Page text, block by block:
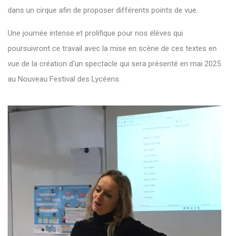
dans un cirque afin de proposer différents points de vue.
Une journée intense et prolifique pour nos élèves qui
poursuivront ce travail avec la mise en scène de ces textes en
vue de la création d'un spectacle qui sera présenté en mai 2025
au Nouveau Festival des Lycéens.